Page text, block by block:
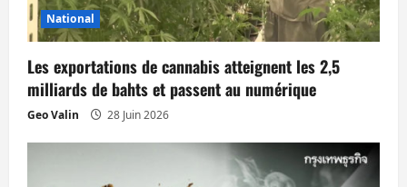
d
’
a
r
t
National
Les exportations de cannabis atteignent les 2,5
milliards de bahts et passent au numérique
Geo Valin 28 Juin 2026